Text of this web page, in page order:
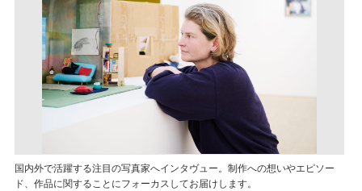
国内外で活躍する注目の写真家へインタヴュー。制作への想いやエピソー
ド、作品に関することにフォーカスしてお届けします。